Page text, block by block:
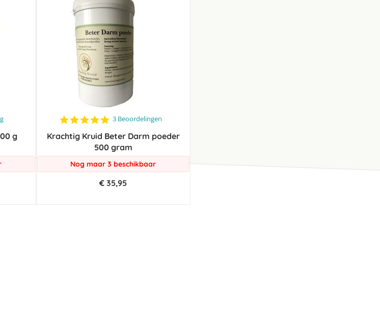
g
5.0
rating
3 Beoordelingen
Krachtig Kruid Beter Darm poeder
500 gram
Nog maar 3 beschikbaar
€ 35,95